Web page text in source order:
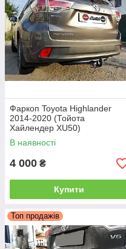
Тип цього ТЗП
монтувати зчіпний
виробництво в
відносно недорогими.
Фаркоп Toyota Highlander
2014-2020 (Тойота
Хайлендер XU50)
В наявності
4 000 ₴
Купити
Топ продажів